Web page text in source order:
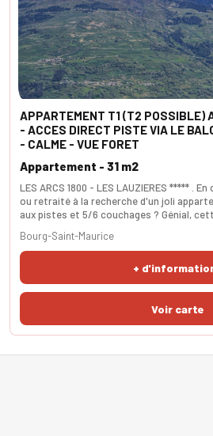
APPARTEMENT T1 (T2 POSSIBLE)
- ACCES DIRECT PISTE VIA LE
- CALME - VUE FORET
LES ARCS 1800 - LES LAUZIERES ***** .
ou retraité à la recherche d'un joli
aux pistes et 5/6 couchages ? Génial,
balcon. La salle de bain est très
couchages) peux être isolé aisément de
couchages) La quiétude es
Appartement - 31 m2
+
Bourg-Saint-Maurice